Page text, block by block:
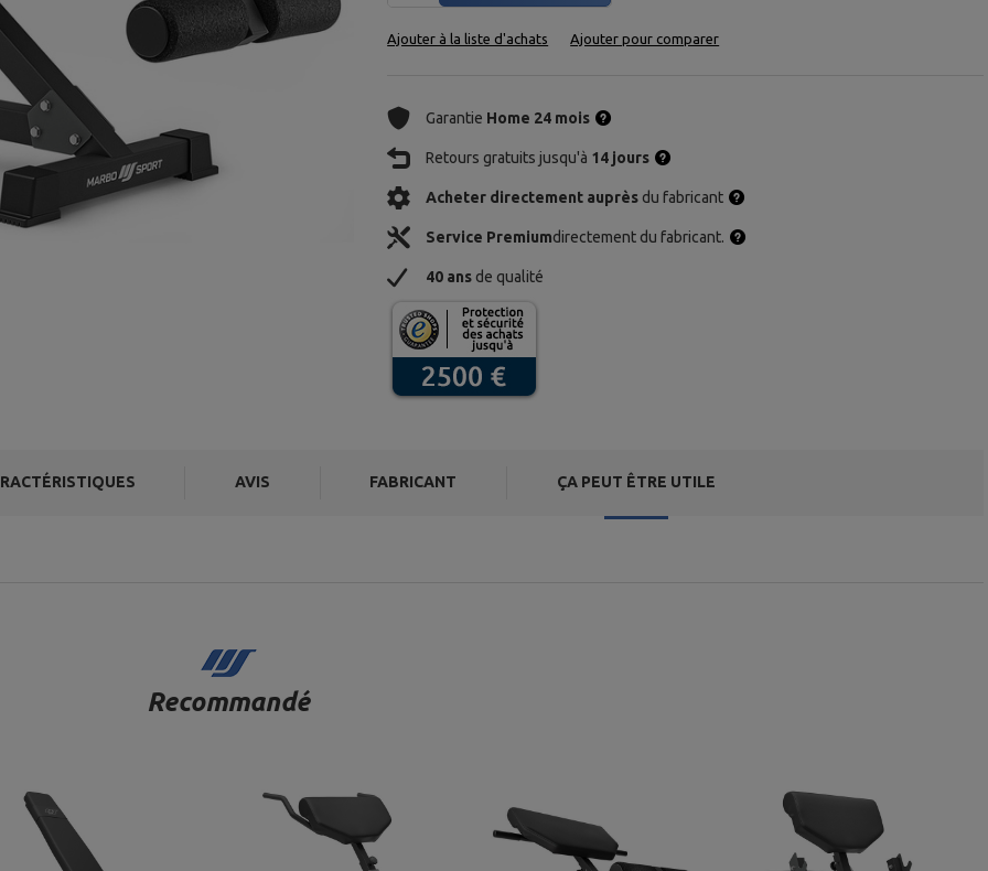
Ajouter à la liste d'achats Ajouter pour comparer
Garantie Home 24 mois
Retours gratuits jusqu'à 14 jours
Acheter directement auprès du fabricant
Service Premiumdirectement du fabricant.
40 ans de qualité
AVIS FABRICANT ÇA PEUT ÊTRE UTILE
Recommandé